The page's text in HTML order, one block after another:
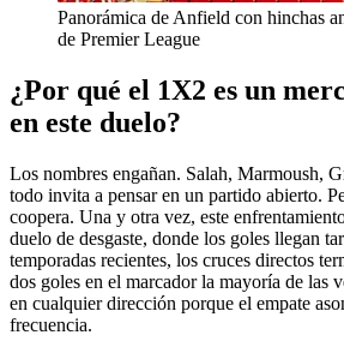
Panorámica de Anfield con hinchas
de Premier League
¿Por qué el 1X2 es un
en este duelo?
Los nombres engañan. Salah, Marmoush,
todo invita a pensar en un partido abierto.
coopera. Una y otra vez, este
duelo de desgaste, donde los goles llegan
temporadas recientes, los cruces directos
dos goles en el marcador la mayoría de las
en cualquier dirección porque el empate
frecuencia.